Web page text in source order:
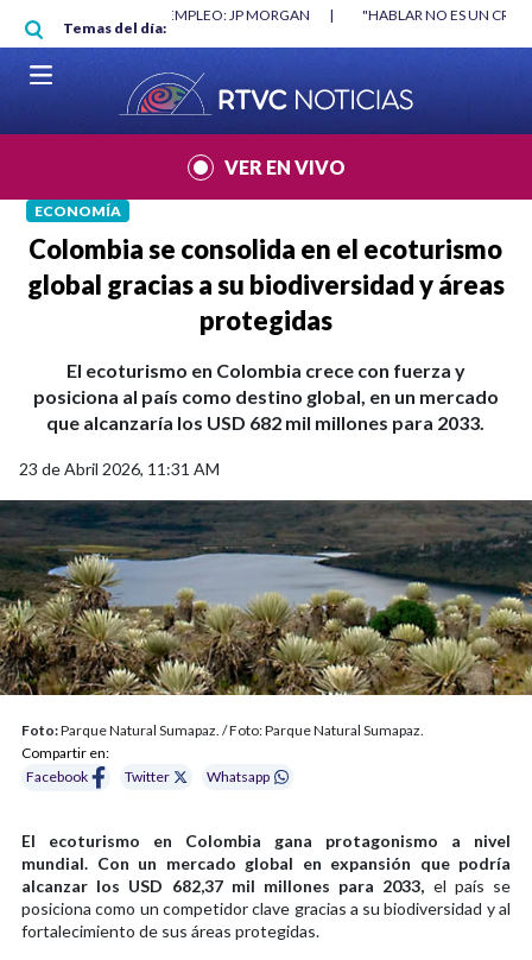
Pasar al contenido principal
Temas del día:
MÍNIMO NO DESTRUYÓ EMPLEO: JP MORGAN |
"HABLAR NO ES UN
MUNDIAL 2026
|
VER EN VIVO
ECONOMÍA
Colombia se consolida en el ecoturismo
global gracias a su biodiversidad y áreas
protegidas
El ecoturismo en Colombia crece con fuerza y
posiciona al país como destino global, en un mercado
que alcanzaría los USD 682 mil millones para 2033.
23 de Abril 2026, 11:31 AM
Foto:Parque Natural Sumapaz. / Foto: Parque Natural Sumapaz.
Compartir en:
Facebook
Twitter Whatsapp
El ecoturismo en Colombia gana protagonismo a nivel
mundial. Con un mercado global en expansión que podría
alcanzar los USD 682,37 mil millones para 2033, el país se
posiciona como un competidor clave gracias a su biodiversidad y al
fortalecimiento de sus áreas protegidas.